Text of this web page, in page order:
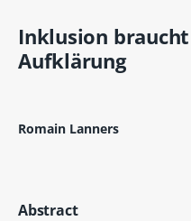
Inklusion
Aufklärung
Romain Lanners
Abstract